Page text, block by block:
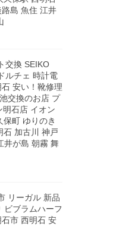
島 魚住 江井
交換 SEIKO
ルチェ 時計電
安い！靴修理
交換のお店 プ
明石店 イオン
保町 ゆりのき
石 加古川 神戸
井が島 朝霧 舞
リーガル 新品
ビブラムハーフ
市 西明石 安